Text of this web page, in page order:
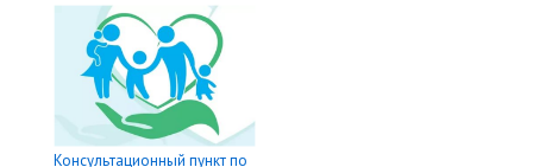
Консультационный пункт по